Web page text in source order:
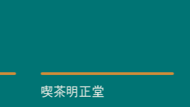
喫茶明正堂